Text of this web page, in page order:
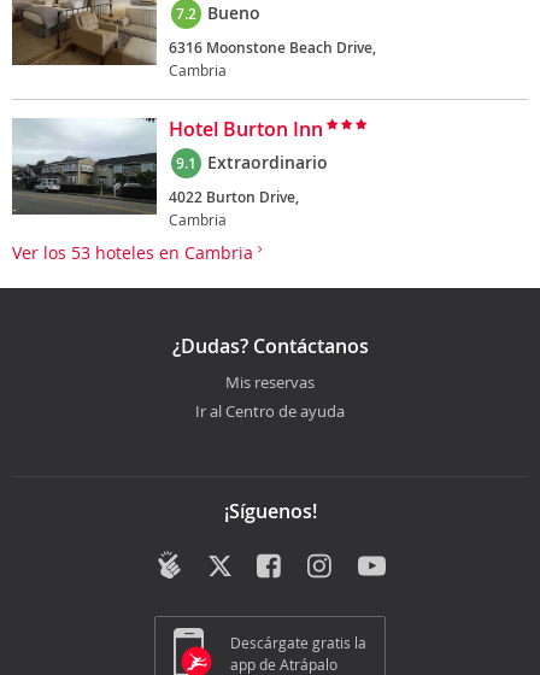
7.2 Bueno
6316 Moonstone Beach Drive,
Cambria
Hotel Burton Inn
9.1 Extraordinario
4022 Burton Drive,
Cambria
Ver los 53 hoteles en Cambria
¿Dudas? Contáctanos
Mis reservas
Ir al Centro de ayuda
¡Síguenos!
Descárgate gratis la
app de Atrápalo